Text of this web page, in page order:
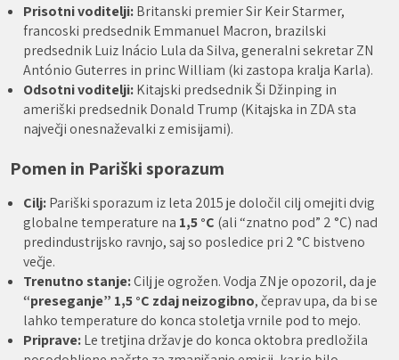
Prisotni voditelji:Britanski premier Sir Keir Starmer,
francoski predsednik Emmanuel Macron, brazilski
predsednik Luiz Inácio Lula da Silva, generalni sekretar ZN
António Guterres in princ William (ki zastopa kralja Karla).
Odsotni voditelji:Kitajski predsednik Ši Džinping in
ameriški predsednik Donald Trump (Kitajska in ZDA sta
največji onesnaževalki z emisijami).
Pomen in Pariški sporazum
Cilj:Pariški sporazum iz leta 2015 je določil cilj omejiti dvig
globalne temperature na 1,5 °C (ali “znatno pod” 2 °C) nad
predindustrijsko ravnjo, saj so posledice pri 2 °C bistveno
večje.
Trenutno stanje:Cilj je ogrožen. Vodja ZN je opozoril, da je
“preseganje” 1,5 °C zdaj neizogibno, čeprav upa, da bi se
lahko temperature do konca stoletja vrnile pod to mejo.
Priprave:Le tretjina držav je do konca oktobra predložila